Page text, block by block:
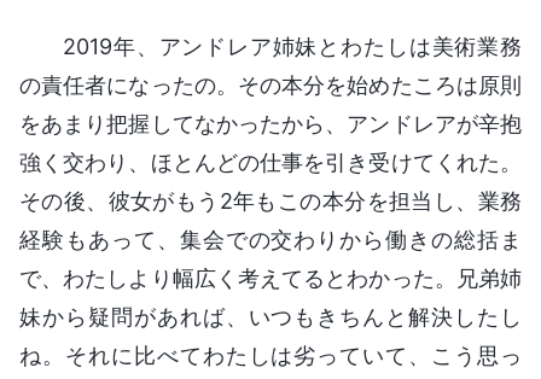
2019年、アンドレア姉妹とわたしは美術業務
の責任者になったの。その本分を始めたころは原則
をあまり把握してなかったから、アンドレアが辛抱
強く交わり、ほとんどの仕事を引き受けてくれた。
その後、彼女がもう2年もこの本分を担当し、業務
経験もあって、集会での交わりから働きの総括ま
で、わたしより幅広く考えてるとわかった。兄弟姉
妹から疑問があれば、いつもきちんと解決したし
ね。それに比べてわたしは劣っていて、こう思っ